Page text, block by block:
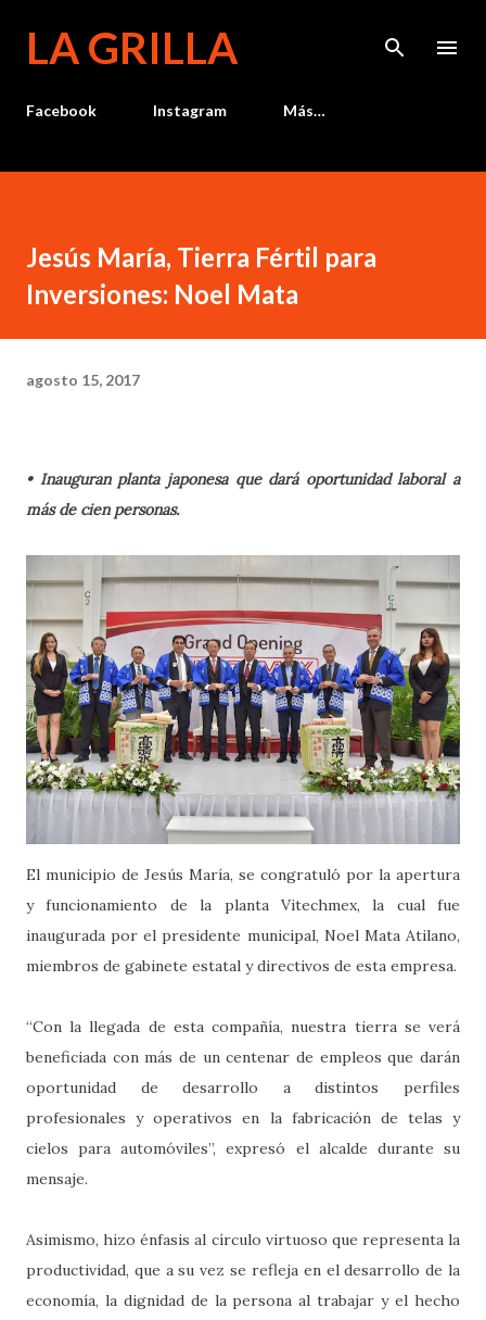
LA GRILLA
Facebook Instagram Más…
Jesús María, Tierra Fértil para
Inversiones: Noel Mata
agosto 15, 2017
• Inauguran planta japonesa que dará oportunidad laboral a
más de cien personas.
El municipio de Jesús María, se congratuló por la apertura
y funcionamiento de la planta Vitechmex, la cual fue
inaugurada por el presidente municipal, Noel Mata Atilano,
miembros de gabinete estatal y directivos de esta empresa.
“Con la llegada de esta compañía, nuestra tierra se verá
beneficiada con más de un centenar de empleos que darán
oportunidad de desarrollo a distintos perfiles
profesionales y operativos en la fabricación de telas y
cielos para automóviles”, expresó el alcalde durante su
mensaje.
Asimismo, hizo énfasis al círculo virtuoso que representa la
productividad, que a su vez se refleja en el desarrollo de la
economía, la dignidad de la persona al trabajar y el hecho